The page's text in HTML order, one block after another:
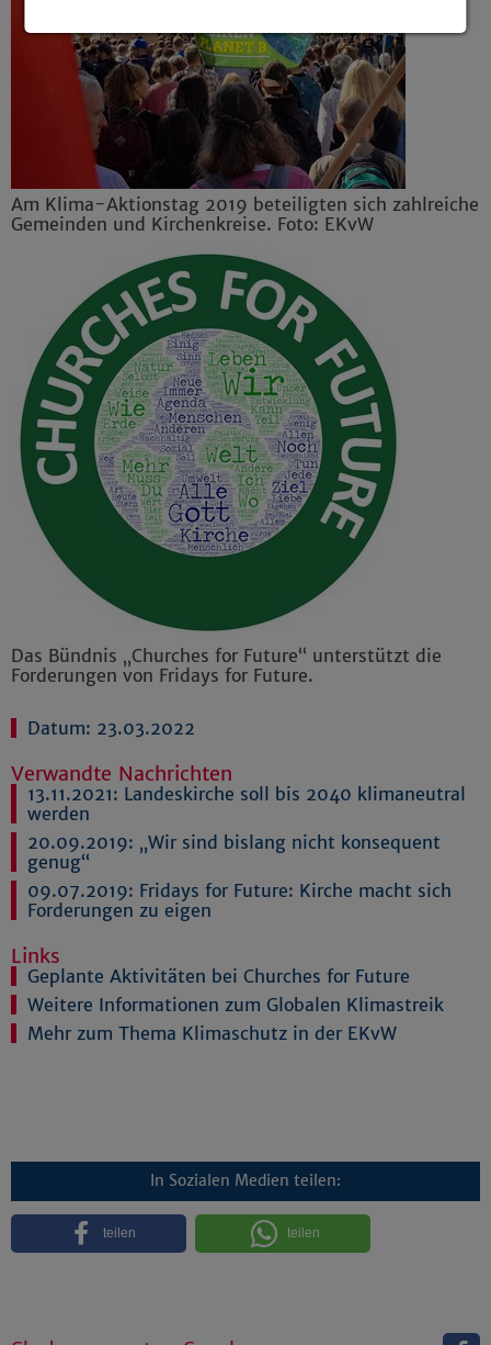
Am Klima-Aktionstag 2019 beteiligten sich zahlreiche
Gemeinden und Kirchenkreise. Foto: EKvW
Das Bündnis „Churches for Future“ unterstützt die
Forderungen von Fridays for Future.
Datum: 23.03.2022
Verwandte Nachrichten
13.11.2021: Landeskirche soll bis 2040 klimaneutral
werden
20.09.2019: „Wir sind bislang nicht konsequent
genug“
09.07.2019: Fridays for Future: Kirche macht sich
Forderungen zu eigen
Links
Geplante Aktivitäten bei Churches for Future
Weitere Informationen zum Globalen Klimastreik
Mehr zum Thema Klimaschutz in der EKvW
In Sozialen Medien teilen:
teilen teilen
Details anzeigen
Impressum|Datenschutz